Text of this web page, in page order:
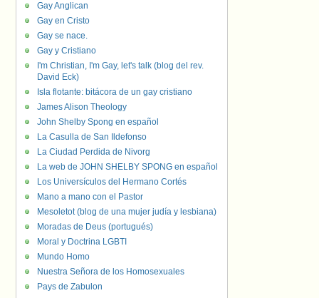
Gay Anglican
Gay en Cristo
Gay se nace.
Gay y Cristiano
I'm Christian, I'm Gay, let's talk (blog del rev.
David Eck)
Isla flotante: bitácora de un gay cristiano
James Alison Theology
John Shelby Spong en español
La Casulla de San Ildefonso
La Ciudad Perdida de Nivorg
La web de JOHN SHELBY SPONG en español
Los Universículos del Hermano Cortés
Mano a mano con el Pastor
Mesoletot (blog de una mujer judía y lesbiana)
Moradas de Deus (portugués)
Moral y Doctrina LGBTI
Mundo Homo
Nuestra Señora de los Homosexuales
Pays de Zabulon